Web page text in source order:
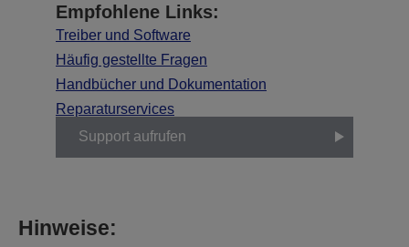
Empfohlene Links:
Treiber und Software
Häufig gestellte Fragen
Handbücher und Dokumentation
Reparaturservices
Support aufrufen
Hinweise: